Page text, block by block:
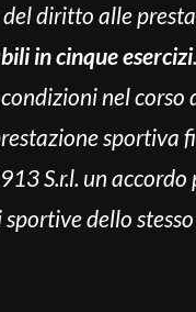
del diritto alle
in cinque esercizi
nel corso
sportiva
S.r.l. un accordo
dello